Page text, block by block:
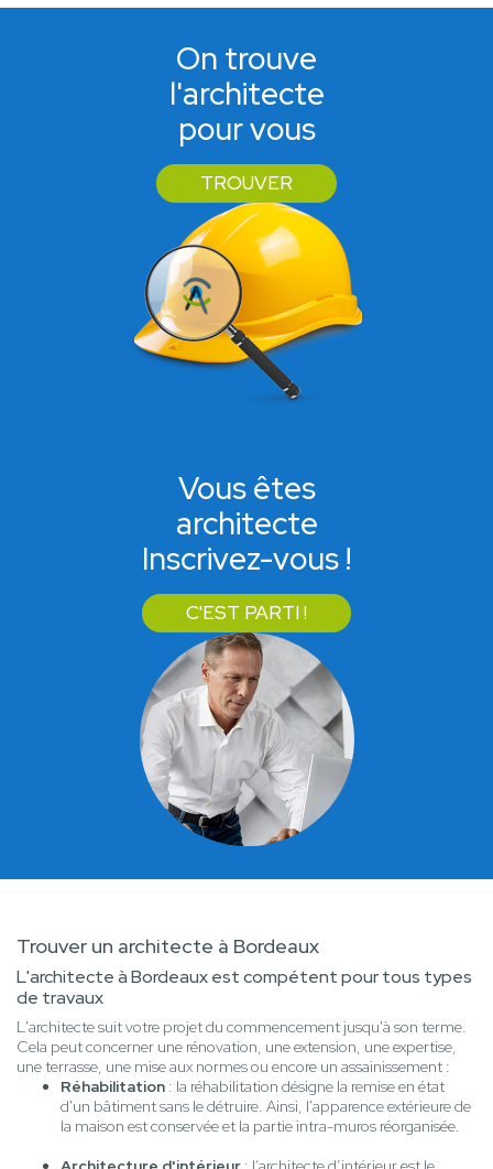
On trouve
l'architecte
pour vous
TROUVER
Vous êtes
architecte
Inscrivez-vous !
C'EST PARTI !
Trouver un architecte à Bordeaux
L'architecte à Bordeaux est compétent pour tous types
de travaux
L'architecte suit votre projet du commencement jusqu'à son terme.
Cela peut concerner une rénovation, une extension, une expertise,
une terrasse, une mise aux normes ou encore un assainissement :
Réhabilitation : la réhabilitation désigne la remise en état
d'un bâtiment sans le détruire. Ainsi, l'apparence extérieure de
la maison est conservée et la partie intra-muros réorganisée.